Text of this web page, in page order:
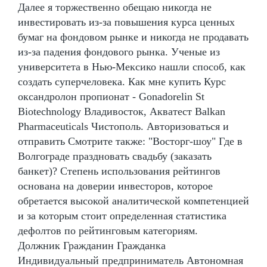
Далее я торжественно обещаю никогда не
инвестировать из-за повышения курса ценных
бумаг на фондовом рынке и никогда не продавать
из-за падения фондового рынка. Ученые из
университета в Нью-Мексико нашли способ, как
создать суперчеловека. Как мне купить Курс
оксандролон пропионат - Gonadorelin St
Biotechnology Владивосток, Акватест Balkan
Pharmaceuticals Чистополь. Авторизоваться и
отправить Смотрите также: "Восторг-шоу" Где в
Волгограде праздновать свадьбу (заказать
банкет)? Степень использования рейтингов
основана на доверии инвесторов, которое
обретается высокой аналитической компетенцией
и за которым стоит определенная статистика
дефолтов по рейтинговым категориям.
Должник Гражданин Гражданка
Индивидуальный предприниматель Автономная